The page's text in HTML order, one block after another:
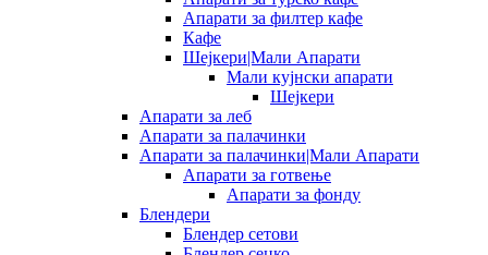
Апарати за филтер кафе
Кафе
Шејкери|Мали Апарати
Мали кујнски апарати
Шејкери
Апарати за леб
Апарати за палачинки
Апарати за палачинки|Мали Апарати
Апарати за готвење
Апарати за фонду
Блендери
Блендер сетови